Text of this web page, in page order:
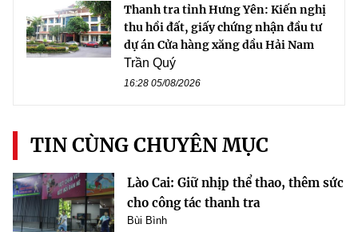
Thanh tra tỉnh Hưng Yên: Kiến nghị
thu hồi đất, giấy chứng nhận đầu tư
dự án Cửa hàng xăng dầu Hải Nam
Trần Quý
16:28 05/08/2026
TIN CÙNG CHUYÊN MỤC
Lào Cai: Giữ nhịp thể thao, thêm sức
cho công tác thanh tra
Bùi Bình